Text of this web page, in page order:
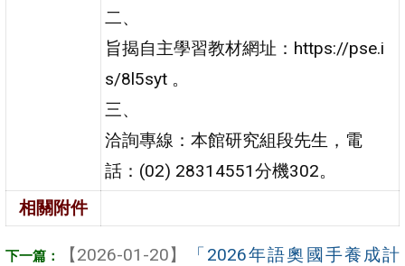
二、
旨揭自主學習教材網址：https://pse.i
s/8l5syt 。
三、
洽詢專線：本館研究組段先生，電
話：(02) 28314551分機302。
相關附件
【2026-01-20】
「2026年語奧國手養成計